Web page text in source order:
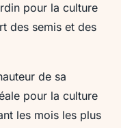
pour la culture
des semis et des
de sa
pour la culture
les mois les plus